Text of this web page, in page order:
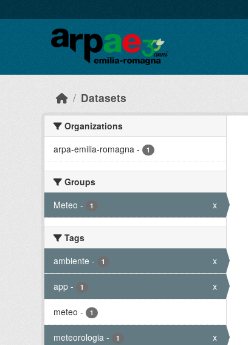
Datasets
Organizations
arpa-emilia-romagna - 1
Groups
Meteo - 1 x
Tags
ambiente - 1 x
app - 1 x
meteo - 1
meteorologia - 1 x